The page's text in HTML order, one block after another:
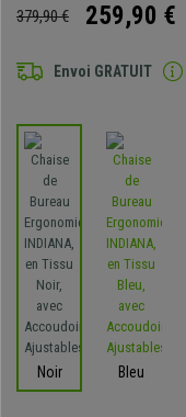
379,90 € 259,90 €
Envoi GRATUIT
Noir Bleu